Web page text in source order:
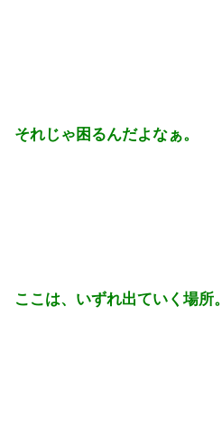
それじゃ困るんだよなぁ。
ここは、いずれ出ていく場所。